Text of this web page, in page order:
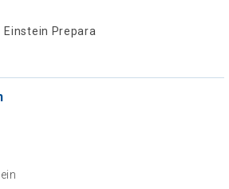
Einstein Prepara